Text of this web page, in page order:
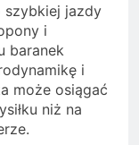
szybkiej jazdy
i
baranek
i
może osiągać
niż na